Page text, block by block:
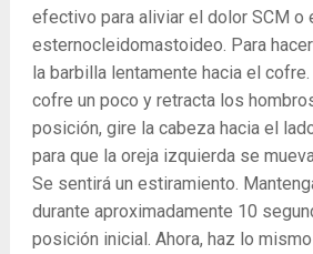
efectivo para aliviar el dolor SCM o
esternocleidomastoideo. Para
la barbilla lentamente hacia el
cofre un poco y retracta los
posición, gire la cabeza hacia el
para que la oreja izquierda se
Se sentirá un estiramiento.
durante aproximadamente 10
posición inicial. Ahora, haz lo